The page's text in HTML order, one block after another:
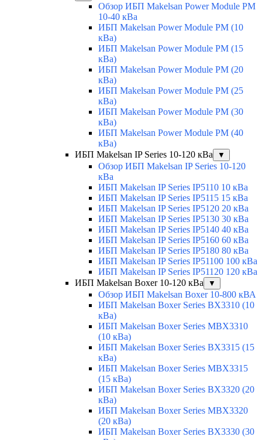
Обзор ИБП Makelsan Power Module PM
10-40 кВа
ИБП Makelsan Power Module PM (10
кВа)
ИБП Makelsan Power Module PM (15
кВа)
ИБП Makelsan Power Module PM (20
кВа)
ИБП Makelsan Power Module PM (25
кВа)
ИБП Makelsan Power Module PM (30
кВа)
ИБП Makelsan Power Module PM (40
кВа)
ИБП Makelsan IP Series 10-120 кВа
▼
Обзор ИБП Makelsan IP Series 10-120
кВа
ИБП Makelsan IP Series IP5110 10 кВа
ИБП Makelsan IP Series IP5115 15 кВа
ИБП Makelsan IP Series IP5120 20 кВа
ИБП Makelsan IP Series IP5130 30 кВа
ИБП Makelsan IP Series IP5140 40 кВа
ИБП Makelsan IP Series IP5160 60 кВа
ИБП Makelsan IP Series IP5180 80 кВа
ИБП Makelsan IP Series IP51100 100 кВа
ИБП Makelsan IP Series IP51120 120 кВа
ИБП Makelsan Boxer 10-120 кВа
▼
Обзор ИБП Makelsan Boxer 10-800 кВА
ИБП Makelsan Boxer Series BX3310 (10
кВа)
ИБП Makelsan Boxer Series MBX3310
(10 кВа)
ИБП Makelsan Boxer Series BX3315 (15
кВа)
ИБП Makelsan Boxer Series MBX3315
(15 кВа)
ИБП Makelsan Boxer Series BX3320 (20
кВа)
ИБП Makelsan Boxer Series MBX3320
(20 кВа)
ИБП Makelsan Boxer Series BX3330 (30